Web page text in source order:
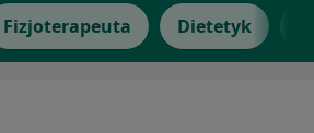
Fizjoterapeuta Dietetyk